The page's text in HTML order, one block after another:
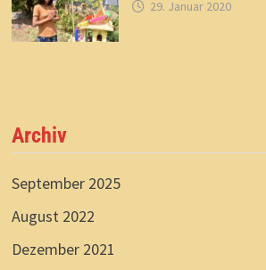
29. Januar 2020
Archiv
September 2025
August 2022
Dezember 2021